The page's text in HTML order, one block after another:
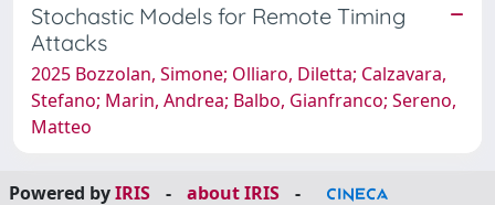
Stochastic Models for Remote Timing
Attacks
2025 Bozzolan, Simone; Olliaro, Diletta; Calzavara,
Stefano; Marin, Andrea; Balbo, Gianfranco; Sereno,
Matteo
Powered byIRIS - about IRIS -